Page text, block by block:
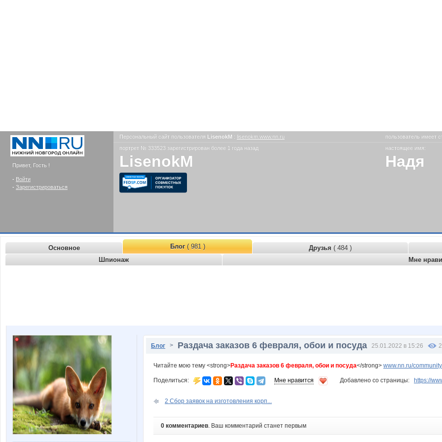
Привет, Гость !
- Войти
- Зарегистрироваться
Персональный сайт пользователя LisenokM : lisenokm.www.nn.ru пользователь имеет
портрет № 333523 зарегистрирован более 1 года назад
LisenokM
настоящее имя:
Надя
Основное Блог( 981 ) Друзья ( 484 )
Шпионаж
Мне
Блог > Раздача заказов 6 февраля, обои и посуда 25.01.2022 в 15:26
Читайте мою тему <strong>Раздача заказов 6 февраля, обои и посуда</strong> www.nn.ru/
Поделиться: Мне нравится Добавлено со страницы: https://
2 Сбор заявок на изготовления корп...
0 комментариев. Ваш комментарий станет первым